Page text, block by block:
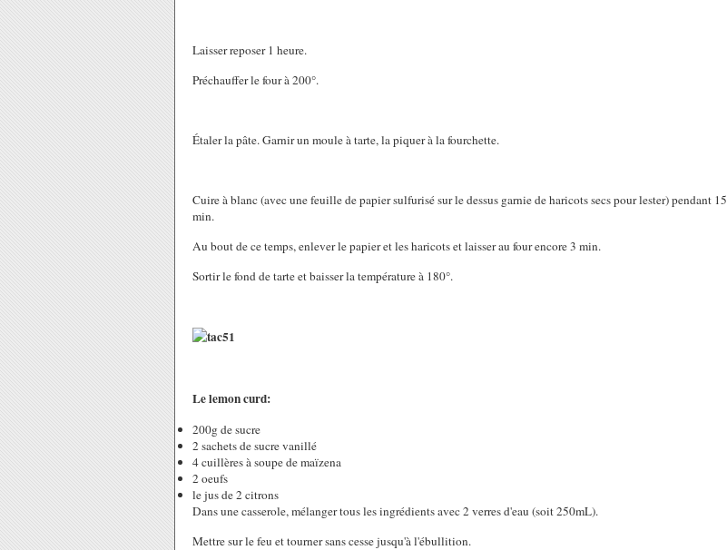
Laisser reposer 1 heure.
Préchauffer le four à 200°.
Étaler la pâte. Garnir un moule à tarte, la piquer à la fourchette.
Cuire à blanc (avec une feuille de papier sulfurisé sur le dessus garnie de haricots secs pour lester) pendant 15
min.
Au bout de ce temps, enlever le papier et les haricots et laisser au four encore 3 min.
Sortir le fond de tarte et baisser la température à 180°.
Le lemon curd:
200g de sucre
2 sachets de sucre vanillé
4 cuillères à soupe de maïzena
2 oeufs
le jus de 2 citrons
Dans une casserole, mélanger tous les ingrédients avec 2 verres d'eau (soit 250mL).
Mettre sur le feu et tourner sans cesse jusqu'à l'ébullition.